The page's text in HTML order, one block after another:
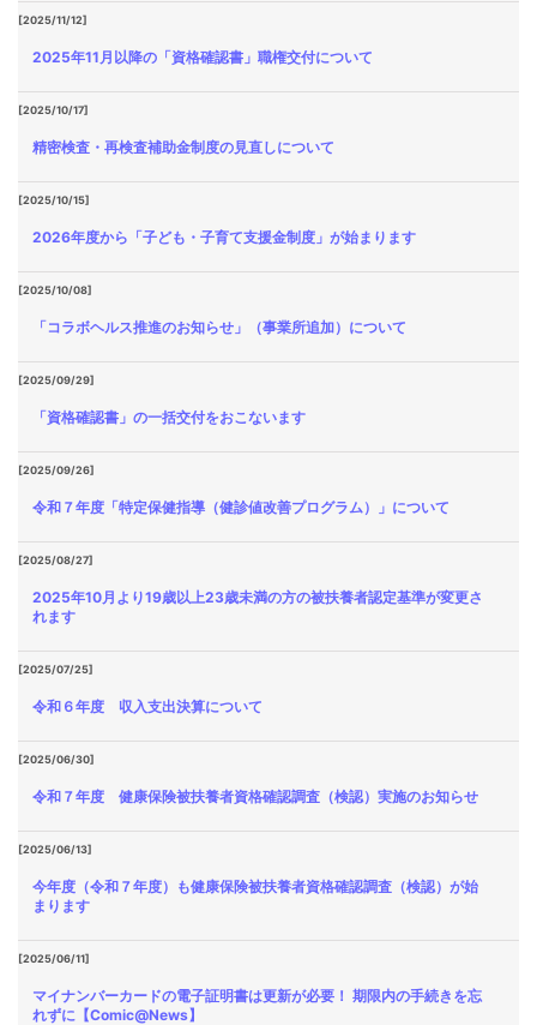
[2025/11/12]
2025年11月以降の「資格確認書」職権交付について
[2025/10/17]
精密検査・再検査補助金制度の見直しについて
[2025/10/15]
2026年度から「子ども・子育て支援金制度」が始まります
[2025/10/08]
「コラボヘルス推進のお知らせ」（事業所追加）について
[2025/09/29]
「資格確認書」の一括交付をおこないます
[2025/09/26]
令和７年度「特定保健指導（健診値改善プログラム）」について
[2025/08/27]
2025年10月より19歳以上23歳未満の方の被扶養者認定基準が変更さ
れます
[2025/07/25]
令和６年度 収入支出決算について
[2025/06/30]
令和７年度 健康保険被扶養者資格確認調査（検認）実施のお知らせ
[2025/06/13]
今年度（令和７年度）も健康保険被扶養者資格確認調査（検認）が始
まります
[2025/06/11]
マイナンバーカードの電子証明書は更新が必要！ 期限内の手続きを忘
れずに【Comic@News】